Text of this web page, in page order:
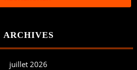
ARCHIVES
juillet 2026